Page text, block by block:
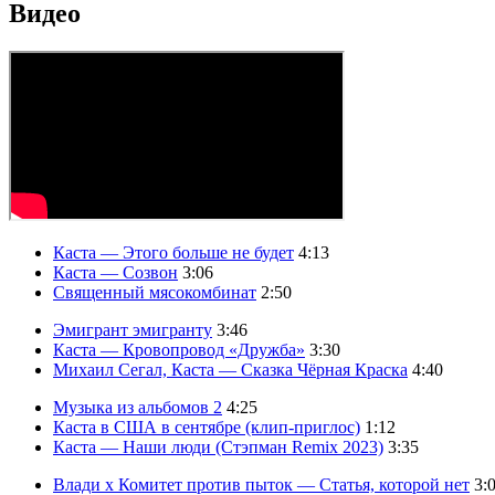
Видео
Каста — Этого больше не будет 4:13
Каста — Созвон 3:06
Священный мясокомбинат 2:50
Эмигрант эмигранту 3:46
Каста — Кровопровод «Дружба» 3:30
Михаил Сегал, Каста — Сказка Чёрная Краска 4:40
Музыка из альбомов 2 4:25
Каста в США в сентябре (клип-приглос) 1:12
Каста — Наши люди (Стэпман Remix 2023) 3:35
Влади х Комитет против пыток — Статья, которой нет